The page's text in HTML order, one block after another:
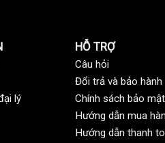
lý
HỖ TRỢ
Câu hỏi
Đổi trả và bảo hành
Chính sách bảo mật
Hướng dẫn mua
Hướng dẫn thanh